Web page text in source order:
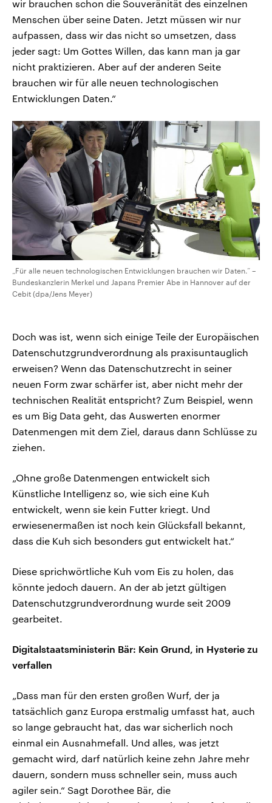
wir brauchen schon die Souveränität des einzelnen
Menschen über seine Daten. Jetzt müssen wir nur
aufpassen, dass wir das nicht so umsetzen, dass
jeder sagt: Um Gottes Willen, das kann man ja gar
nicht praktizieren. Aber auf der anderen Seite
brauchen wir für alle neuen technologischen
Entwicklungen Daten.“
„Für alle neuen technologischen Entwicklungen brauchen wir Daten.“ –
Bundeskanzlerin Merkel und Japans Premier Abe in Hannover auf der
Cebit (dpa/Jens Meyer)
Doch was ist, wenn sich einige Teile der Europäischen
Datenschutzgrundverordnung als praxisuntauglich
erweisen? Wenn das Datenschutzrecht in seiner
neuen Form zwar schärfer ist, aber nicht mehr der
technischen Realität entspricht? Zum Beispiel, wenn
es um Big Data geht, das Auswerten enormer
Datenmengen mit dem Ziel, daraus dann Schlüsse zu
ziehen.
„Ohne große Datenmengen entwickelt sich
Künstliche Intelligenz so, wie sich eine Kuh
entwickelt, wenn sie kein Futter kriegt. Und
erwiesenermaßen ist noch kein Glücksfall bekannt,
dass die Kuh sich besonders gut entwickelt hat.“
Diese sprichwörtliche Kuh vom Eis zu holen, das
könnte jedoch dauern. An der ab jetzt gültigen
Datenschutzgrundverordnung wurde seit 2009
gearbeitet.
Digitalstaatsministerin Bär: Kein Grund, in Hysterie zu
verfallen
„Dass man für den ersten großen Wurf, der ja
tatsächlich ganz Europa erstmalig umfasst hat, auch
so lange gebraucht hat, das war sicherlich noch
einmal ein Ausnahmefall. Und alles, was jetzt
gemacht wird, darf natürlich keine zehn Jahre mehr
dauern, sondern muss schneller sein, muss auch
agiler sein.“ Sagt Dorothee Bär, die